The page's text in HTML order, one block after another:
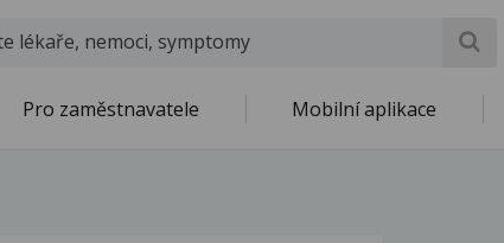
Pro zaměstnavatele Mobilní aplikace